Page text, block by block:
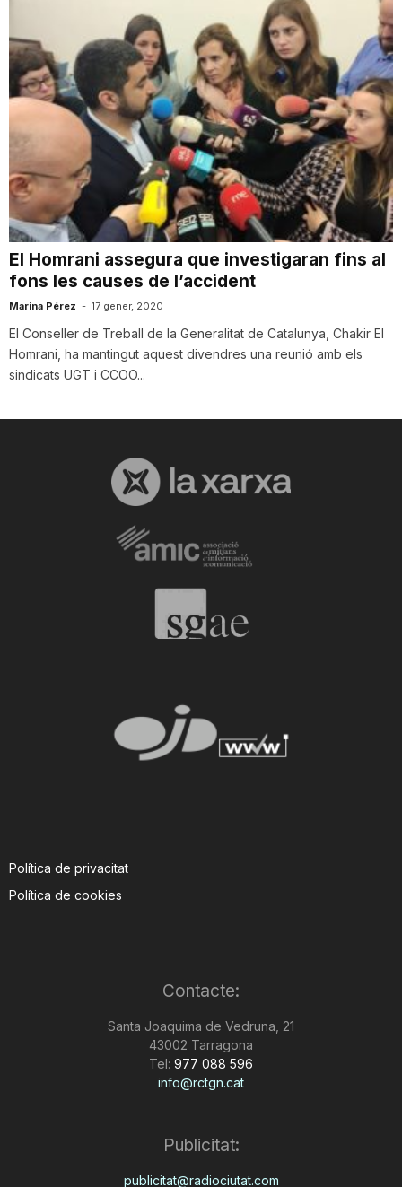
d
T
a
r
r
El Homrani assegura que investigaran fins al
fons les causes de l’accident
Marina Pérez - 17 gener, 2020
El Conseller de Treball de la Generalitat de Catalunya, Chakir El
Homrani, ha mantingut aquest divendres una reunió amb els
sindicats UGT i CCOO...
Política de privacitat
Política de cookies
Contacte:
Santa Joaquima de Vedruna, 21
43002 Tarragona
Tel: 977 088 596
info@rctgn.cat
Publicitat:
publicitat@radiociutat.com